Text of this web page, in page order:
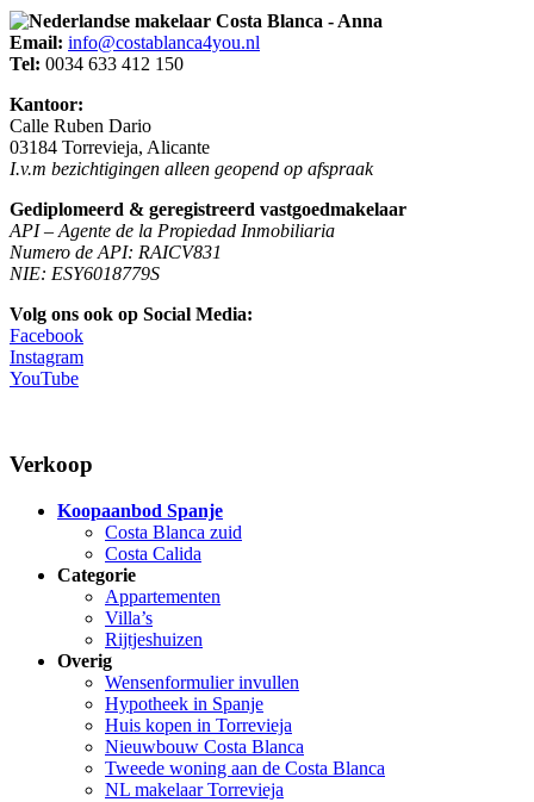
Email: info@costablanca4you.nl
Tel: 0034 633 412 150
Kantoor:
Calle Ruben Dario
03184 Torrevieja, Alicante
I.v.m bezichtigingen alleen geopend op afspraak
Gediplomeerd & geregistreerd vastgoedmakelaar
API – Agente de la Propiedad Inmobiliaria
Numero de API: RAICV831
NIE: ESY6018779S
Volg ons ook op Social Media:
Facebook
Instagram
YouTube
Verkoop
Koopaanbod Spanje
Costa Blanca zuid
Costa Calida
Categorie
Appartementen
Villa’s
Rijtjeshuizen
Overig
Wensenformulier invullen
Hypotheek in Spanje
Huis kopen in Torrevieja
Nieuwbouw Costa Blanca
Tweede woning aan de Costa Blanca
NL makelaar Torrevieja